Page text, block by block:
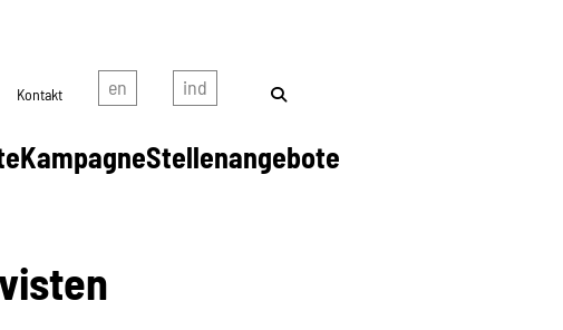
KampagneStellenangebote
Kontakt